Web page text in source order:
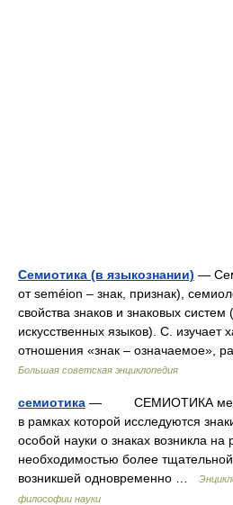
Семиотика (в языкознании) —
от seméion ‒ знак, признак),
свойства знаков и знаковых систем
искусственных языков). С. изучает
отношения «знак ‒ означаемое»,
Большая советская энциклопедия
семиотика — СЕМИОТИКА
в рамках которой исследуются
особой науки о знаках возникла на
необходимостью более тщательной
возникшей одновременно …
философии науки